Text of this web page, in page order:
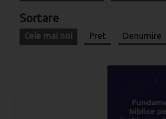
Sortare
Cele mai noi Pret Denumire